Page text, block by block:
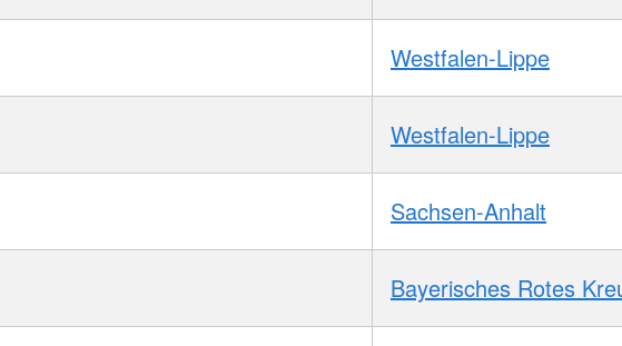
Westfalen-Lippe
Westfalen-Lippe
Sachsen-Anhalt
Bayerisches Rotes